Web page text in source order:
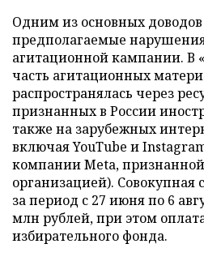
Одним из основных доводов
предполагаемые
агитационной кампании. В
часть агитационных
распространялась через
признанных в России
также на зарубежных
включая YouTube и
компании Meta,
организацией). Совокупная
за период с 27 июня по 6
млн рублей, при этом
избирательного фонда.